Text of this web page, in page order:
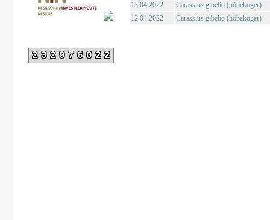
232976022
13.04 2022
Carassius gibelio (hõbekoger)
12.04 2022
Carassius gibelio (hõbekoger)